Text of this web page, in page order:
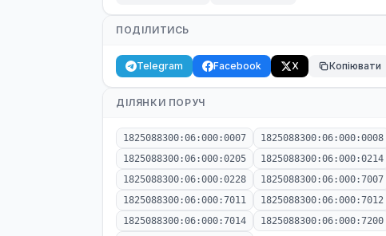
ПОДІЛИТИСЬ
Telegram Facebook X Копіювати
ДІЛЯНКИ ПОРУЧ
1825088300:06:000:0007
1825088300:06:000:0008
1825088300:06:000:0205
1825088300:06:000:0214
1825088300:06:000:0228
1825088300:06:000:7007
1825088300:06:000:7011
1825088300:06:000:7012
1825088300:06:000:7014
1825088300:06:000:7200